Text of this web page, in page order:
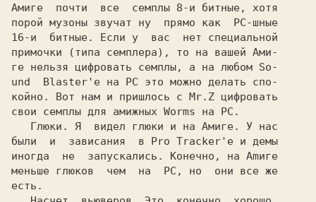
Амиге  почти  все  семплы 8-и битные, хотя
порой музоны звучат ну  прямо как  PC-шные
16-и  битные. Если у  вас  нет специальной
примочки (типа семплера), то на вашей Ами-
ге нельзя цифровать семплы, а на любом So-
und  Blaster'е на PC это можно делать спо-
койно. Вот нам и пришлось с Mr.Z цифровать
свои семплы для амижных Worms на PC.
были  и  зависания  в Pro Tracker'е и демы
иногда  не  запускались. Конечно, на Amиге
меньше глюков  чем  на  PC, но  они все же
есть.